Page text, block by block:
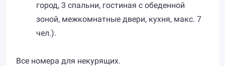
город, 3 спальни, гостиная с обеденной
зоной, межкомнатные двери, кухня, макс. 7
чел.).
Все номера для некурящих.